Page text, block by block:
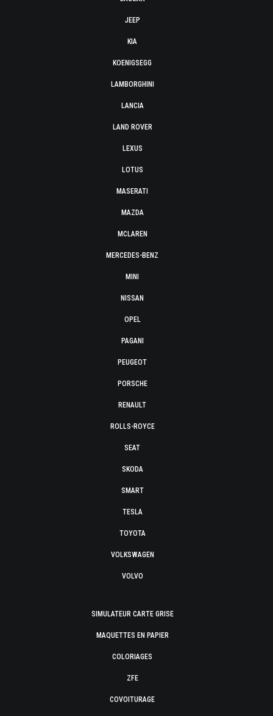
JEEP
KIA
KOENIGSEGG
LAMBORGHINI
LANCIA
LAND ROVER
LEXUS
LOTUS
MASERATI
MAZDA
MCLAREN
MERCEDES-BENZ
MINI
NISSAN
OPEL
PAGANI
PEUGEOT
PORSCHE
RENAULT
ROLLS-ROYCE
SEAT
SKODA
SMART
TESLA
TOYOTA
VOLKSWAGEN
VOLVO
SIMULATEUR CARTE GRISE
MAQUETTES EN PAPIER
COLORIAGES
ZFE
COVOITURAGE